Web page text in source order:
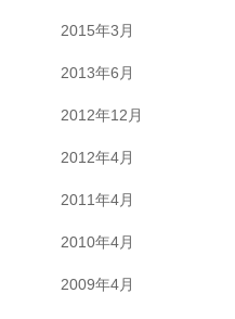
2015年3月
2013年6月
2012年12月
2012年4月
2011年4月
2010年4月
2009年4月